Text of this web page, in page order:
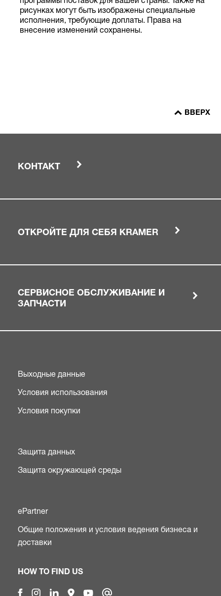
рисунках могут быть изображены специальные
исполнения, требующие доплаты. Права на
внесение изменений сохранены.
ВВЕРХ
КОНТАКТ
ОТКРОЙТЕ ДЛЯ СЕБЯ KRAMER
СЕРВИСНОЕ ОБСЛУЖИВАНИЕ И
ЗАПЧАСТИ
Выходные данные
Условия использования
Условия покупки
Защита данных
Защита окружающей среды
ePartner
Общие положения и условия ведения бизнеса и
доставки
HOW TO FIND US